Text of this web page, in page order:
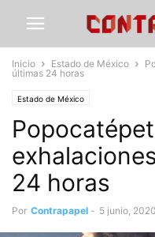
Inicio Estado de México
últimas 24 horas
Estado de México
24 horas
Por Contrapapel - 5 junio, 2020